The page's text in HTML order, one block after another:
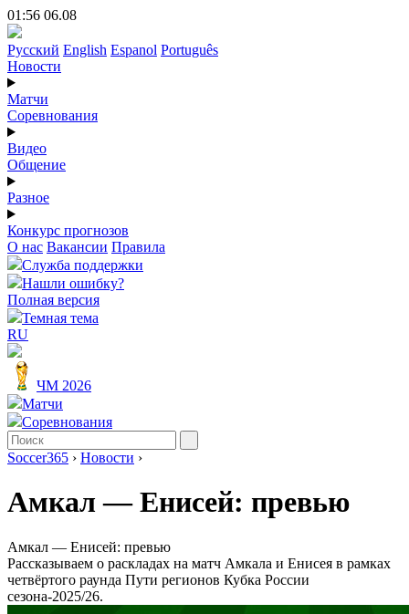
01:56 06.08
Русский English Espanol Português
Новости
Матчи
Соревнования
Видео
Общение
Разное
Конкурс прогнозов
О нас Вакансии Правила
Служба поддержки
Нашли ошибку?
Полная версия
Темная тема
RU
ЧМ 2026
Матчи
Соревнования
Soccer365 › Новости ›
Амкал ― Енисей: превью
Амкал ― Енисей: превью
Рассказываем о раскладах на матч Амкала и Енисея в рамках
четвёртого раунда Пути регионов Кубка России
сезона-2025/26.